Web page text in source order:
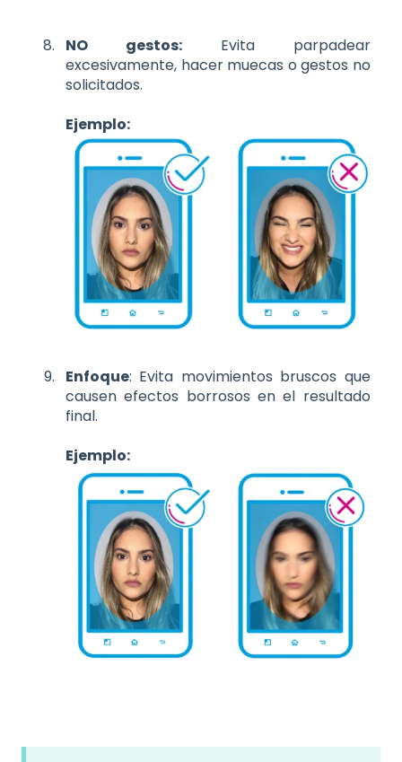
NO gestos: Evita parpadear
excesivamente, hacer muecas o gestos no
solicitados.
Ejemplo:
Enfoque: Evita movimientos bruscos que
causen efectos borrosos en el resultado
final.
Ejemplo: